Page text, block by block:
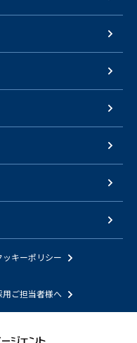
ッキーポリシー
用ご担当者様へ